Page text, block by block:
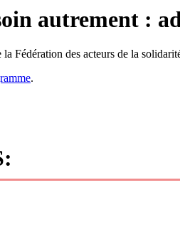
autrement :
la Fédération des acteurs de la
.